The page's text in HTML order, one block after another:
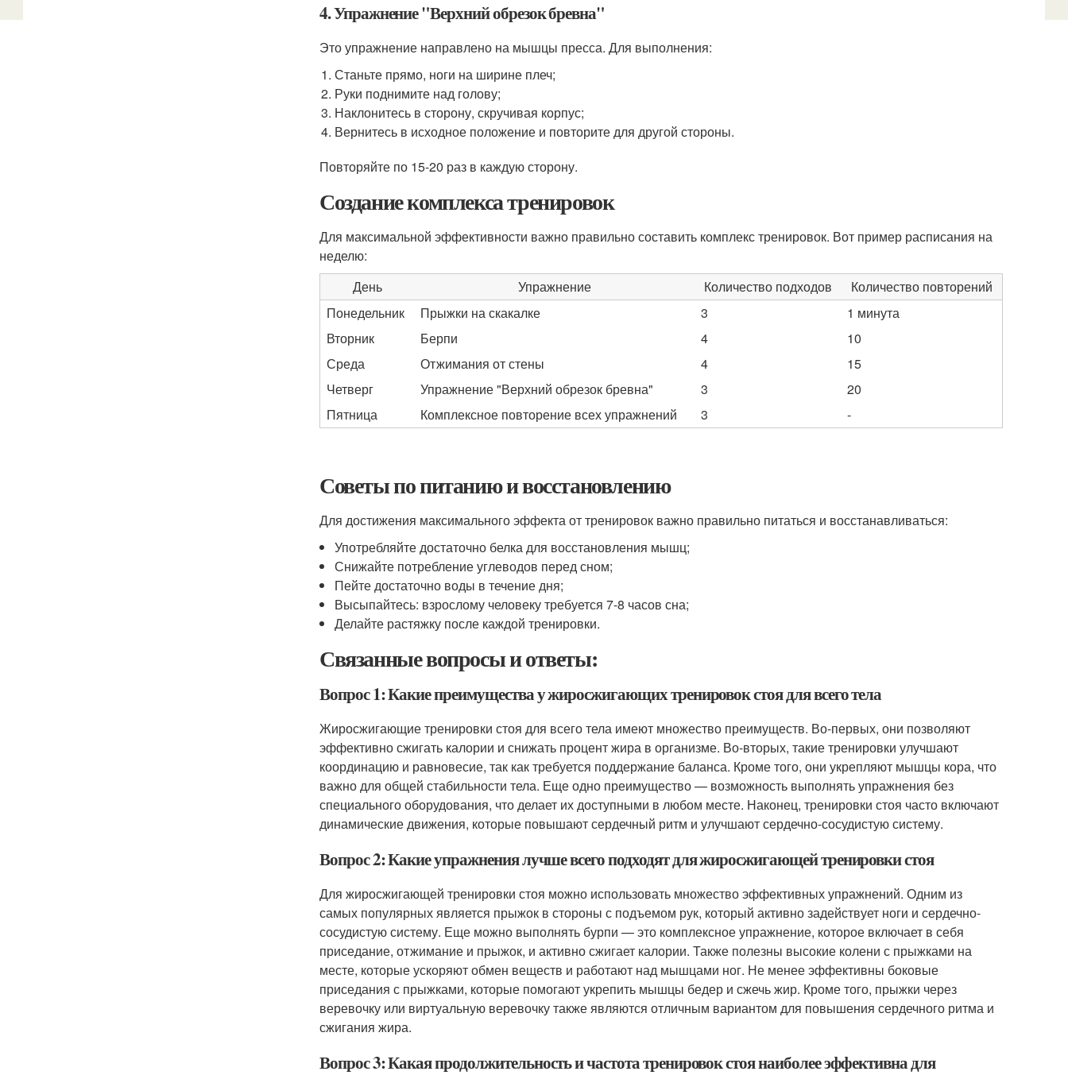
4. Упражнение "Верхний обрезок бревна"
Это упражнение направлено на мышцы пресса. Для выполнения:
Станьте прямо, ноги на ширине плеч;
Руки поднимите над голову;
Наклонитесь в сторону, скручивая корпус;
Вернитесь в исходное положение и повторите для другой стороны.
Повторяйте по 15-20 раз в каждую сторону.
Создание комплекса тренировок
Для максимальной эффективности важно правильно составить комплекс тренировок. Вот пример расписания на
неделю:
День
Упражнение Количество подходов
Количество повторений
Понедельник
Прыжки на скакалке 3
1 минута
Вторник
Берпи 4
10
Среда
Отжимания от стены 4
15
Четверг
Упражнение "Верхний обрезок бревна" 3
20
Пятница
Комплексное повторение всех упражнений 3 -
Советы по питанию и восстановлению
Для достижения максимального эффекта от тренировок важно правильно питаться и восстанавливаться:
Употребляйте достаточно белка для восстановления мышц;
Снижайте потребление углеводов перед сном;
Пейте достаточно воды в течение дня;
Высыпайтесь: взрослому человеку требуется 7-8 часов сна;
Делайте растяжку после каждой тренировки.
Связанные вопросы и ответы:
Вопрос 1: Какие преимущества у жиросжигающих тренировок стоя для всего тела
Жиросжигающие тренировки стоя для всего тела имеют множество преимуществ. Во-первых, они позволяют
эффективно сжигать калории и снижать процент жира в организме. Во-вторых, такие тренировки улучшают
координацию и равновесие, так как требуется поддержание баланса. Кроме того, они укрепляют мышцы кора, что
важно для общей стабильности тела. Еще одно преимущество — возможность выполнять упражнения без
специального оборудования, что делает их доступными в любом месте. Наконец, тренировки стоя часто включают
динамические движения, которые повышают сердечный ритм и улучшают сердечно-сосудистую систему.
Вопрос 2: Какие упражнения лучше всего подходят для жиросжигающей тренировки стоя
Для жиросжигающей тренировки стоя можно использовать множество эффективных упражнений. Одним из
самых популярных является прыжок в стороны с подъемом рук, который активно задействует ноги и сердечно-
сосудистую систему. Еще можно выполнять бурпи — это комплексное упражнение, которое включает в себя
приседание, отжимание и прыжок, и активно сжигает калории. Также полезны высокие колени с прыжками на
месте, которые ускоряют обмен веществ и работают над мышцами ног. Не менее эффективны боковые
приседания с прыжками, которые помогают укрепить мышцы бедер и сжечь жир. Кроме того, прыжки через
веревочку или виртуальную веревочку также являются отличным вариантом для повышения сердечного ритма и
сжигания жира.
Вопрос 3: Какая продолжительность и частота тренировок стоя наиболее эффективна для